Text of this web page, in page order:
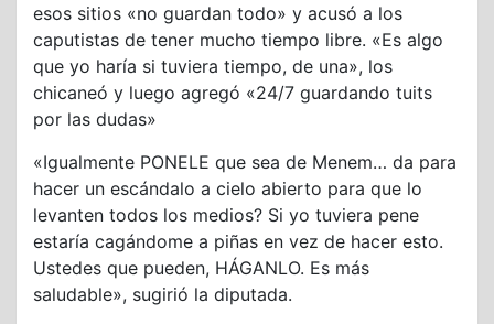
esos sitios «no guardan todo» y acusó a los
caputistas de tener mucho tiempo libre. «Es algo
que yo haría si tuviera tiempo, de una», los
chicaneó y luego agregó «24/7 guardando tuits
por las dudas»
«Igualmente PONELE que sea de Menem… da para
hacer un escándalo a cielo abierto para que lo
levanten todos los medios? Si yo tuviera pene
estaría cagándome a piñas en vez de hacer esto.
Ustedes que pueden, HÁGANLO. Es más
saludable», sugirió la diputada.